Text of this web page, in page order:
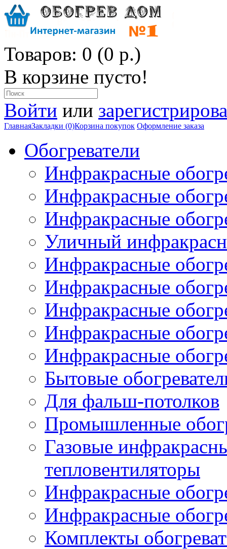
Товаров: 0 (0 р.)
В корзине пусто!
Войти или
ГлавнаяЗакладки (0)Корзина покупок Оформление заказа
Обогреватели
Инфракрасные
Инфракрасные
Инфракрасные
Уличный
Инфракрасные
Инфракрасные
Инфракрасные
Инфракрасные
Инфракрасные
Бытовые
Для фальш-потолков
Промышленные
Газовые
тепловентиляторы
Инфракрасные
Инфракрасные
Комплекты